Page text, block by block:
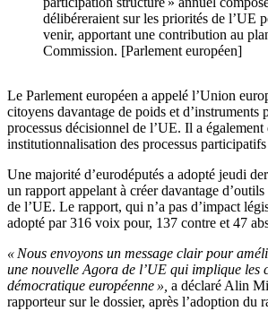
délibéreraient sur les priorités de l’UE
venir, apportant une contribution au
Commission. [Parlement européen]
Le Parlement européen a appelé l’Union
citoyens davantage de poids et d’instruments
processus décisionnel de l’UE. Il a également
institutionnalisation des processus
Une majorité d’eurodéputés a adopté jeudi
un rapport appelant à créer davantage
de l’UE. Le rapport, qui n’a pas d’impact
adopté par 316 voix pour, 137 contre et 47
« Nous envoyons un message clair pour
une nouvelle Agora de l’UE qui implique les
démocratique européenne », a déclaré Alin
rapporteur sur le dossier, après l’adoption du